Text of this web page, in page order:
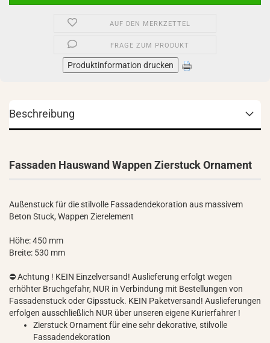
AUF DEN MERKZETTEL
FRAGE ZUM PRODUKT
Produktinformation drucken
Beschreibung
Fassaden Hauswand Wappen Zierstuck Ornament
Außenstuck für die stilvolle Fassadendekoration aus massivem
Beton Stuck, Wappen Zierelement
Höhe: 450 mm
Breite: 530 mm
⛔ Achtung ! KEIN Einzelversand! Auslieferung erfolgt wegen
erhöhter Bruchgefahr, NUR in Verbindung mit Bestellungen von
Fassadenstuck oder Gipsstuck. KEIN Paketversand! Auslieferungen
erfolgen ausschließlich NUR über unseren eigene Kurierfahrer !
Zierstuck Ornament für eine sehr dekorative, stilvolle
Fassadendekoration